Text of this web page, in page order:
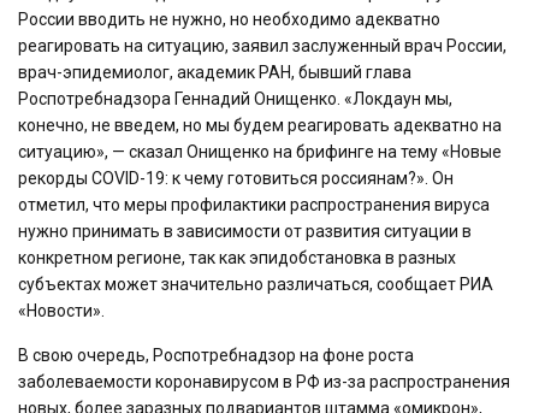
России вводить не нужно, но необходимо адекватно
реагировать на ситуацию, заявил заслуженный врач России,
врач-эпидемиолог, академик РАН, бывший глава
Роспотребнадзора Геннадий Онищенко. «Локдаун мы,
конечно, не введем, но мы будем реагировать адекватно на
ситуацию», — сказал Онищенко на брифинге на тему «Новые
рекорды COVID-19: к чему готовиться россиянам?». Он
отметил, что меры профилактики распространения вируса
нужно принимать в зависимости от развития ситуации в
конкретном регионе, так как эпидобстановка в разных
субъектах может значительно различаться, сообщает РИА
«Новости».
В свою очередь, Роспотребнадзор на фоне роста
заболеваемости коронавирусом в РФ из-за распространения
новых, более заразных подвариантов штамма «омикрон»,